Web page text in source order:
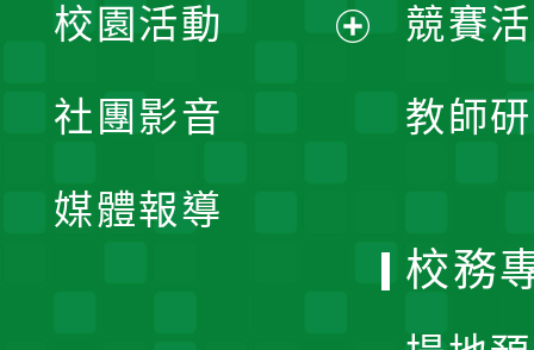
競賽
教師
開
校園活動
社團影音
媒體報導
校務